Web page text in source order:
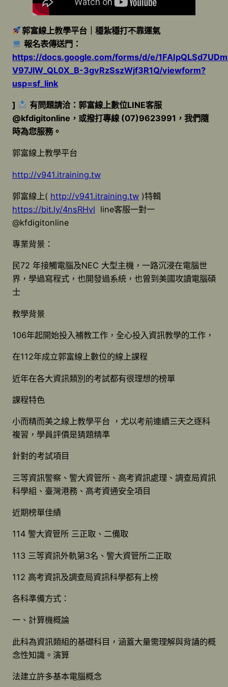
郭富線上教學平台｜穩紮穩打不靠運氣
報名表傳送門：
https://docs.google.com/forms/d/e/
V97JlW_QL0X_B-3gvRzSszWjf3R1Q/viewform?
usp=sf_link
]
有問題請洽：郭富線上數位LINE客服
@kfdigitonline，或撥打專線 (07)9623991，我們隨
時為您服務。
郭富線上教學平台
http://v941.itraining.tw
郭富線上( http://v941.itraining.tw )特輯
https://bit.ly/4nsRHvI line客服一對一
@kfdigitonline
專業背景：
民72 年接觸電腦及NEC 大型主機，一路沉浸在電腦世
界，學過寫程式，也開發過系統，也曾到美國攻讀電腦碩
士
教學背景
106年起開始投入補教工作，全心投入資訊教學的工作，
在112年成立郭富線上數位的線上課程
近年在各大資訊類別的考試都有很理想的榜單
課程特色
小而精而美之線上教學平台 ，尤以考前連續三天之逐科
複習，學員評價是猜題精準
針對的考試項目
三等資訊警察、警大資管所、高考資訊處理、調查局資訊
科學組、臺灣港務、高考資通安全項目
近期榜單佳績
114 警大資管所 三正取、二備取
113 三等資訊外軌第3名、警大資管所二正取
112 高考資訊及調查局資訊科學都有上榜
各科準備方式：
一、計算機概論
此科為資訊類組的基礎科目，涵蓋大量需理解與背誦的概
念性知識。演算
法建立許多基本電腦概念